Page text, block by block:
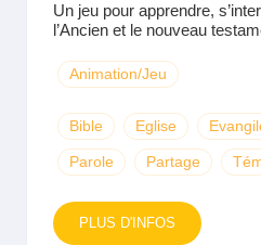
Un jeu pour apprendre,
l’Ancien et le nouveau
Animation/Jeu
Bible Eglise
Parole Partage
PLUS D'INFOS